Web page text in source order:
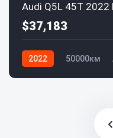
Audi Q5L 45T 2022
$37,183
2022 50000км